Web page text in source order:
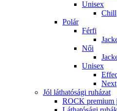
Unisex
Chill
Polár
Férfi
Női
Unisex
Next
Jól láthatósági ruházat
ROCK premium